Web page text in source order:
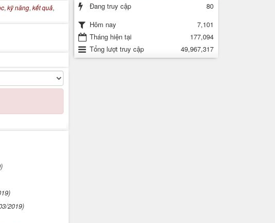
, kỹ năng, kết quả,
2019)
Đang truy cập
80
Hôm nay
7,101
Tháng hiện tại
177,094
Tổng lượt truy cập
49,967,317